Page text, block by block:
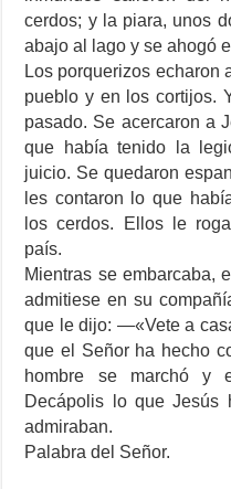
cerdos; y la piara, unos
abajo al lago y se ahogó
Los porquerizos echaron
pueblo y en los cortijos.
pasado. Se acercaron a
que había tenido la
juicio. Se quedaron
les contaron lo que
los cerdos. Ellos le
país.
Mientras se embarcaba,
admitiese en su
que le dijo: —«Vete a
que el Señor ha hecho
hombre se marchó y
Decápolis lo que Jesús
admiraban.
Palabra del Señor.